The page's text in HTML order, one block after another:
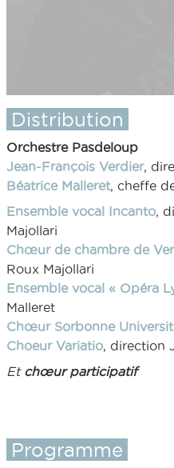
Distribution
Orchestre Pasdeloup
Jean-François Verdier,
Béatrice Malleret, cheffe
Ensemble vocal Incanto,
Majollari
Chœur de chambre de
Roux Majollari
Ensemble vocal « Opéra
Malleret
Chœur Sorbonne
Choeur Variatio, direction
Et chœur participatif
Programme